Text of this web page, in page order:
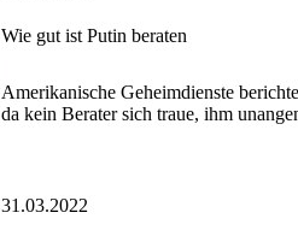
Wie gut ist Putin beraten
Amerikanische Geheimdienste
da kein Berater sich traue, ihm
31.03.2022